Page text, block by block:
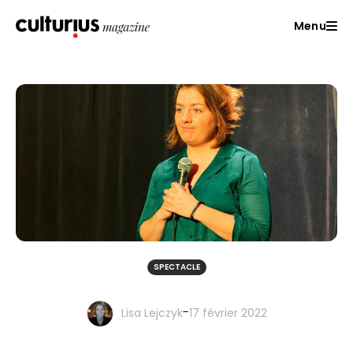
Menu
SPECTACLE
Lisa Lejczyk-17 février 2022